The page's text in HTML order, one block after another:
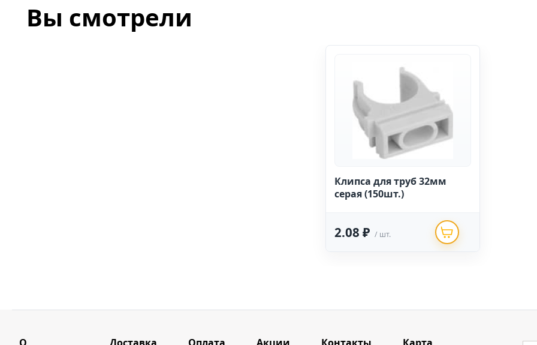
Вы смотрели
Клипса для труб 32мм
серая (150шт.)
2.08 ₽ / шт.